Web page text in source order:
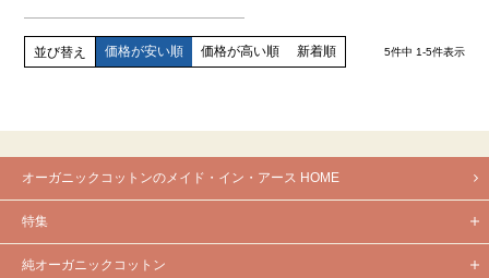
並び替え 価格が安い順 価格が高い順 新着順 5件中 1-5件表示
オーガニックコットンのメイド・イン・アース HOME
特集
純オーガニックコットン